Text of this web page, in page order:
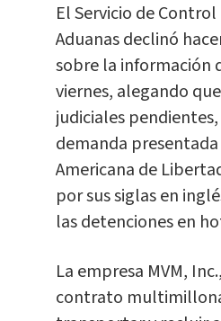
El Servicio de
Aduanas declinó
sobre la información
viernes, alegando
judiciales
demanda
Americana de
por sus siglas en
las detenciones en
La empresa MVM,
contrato